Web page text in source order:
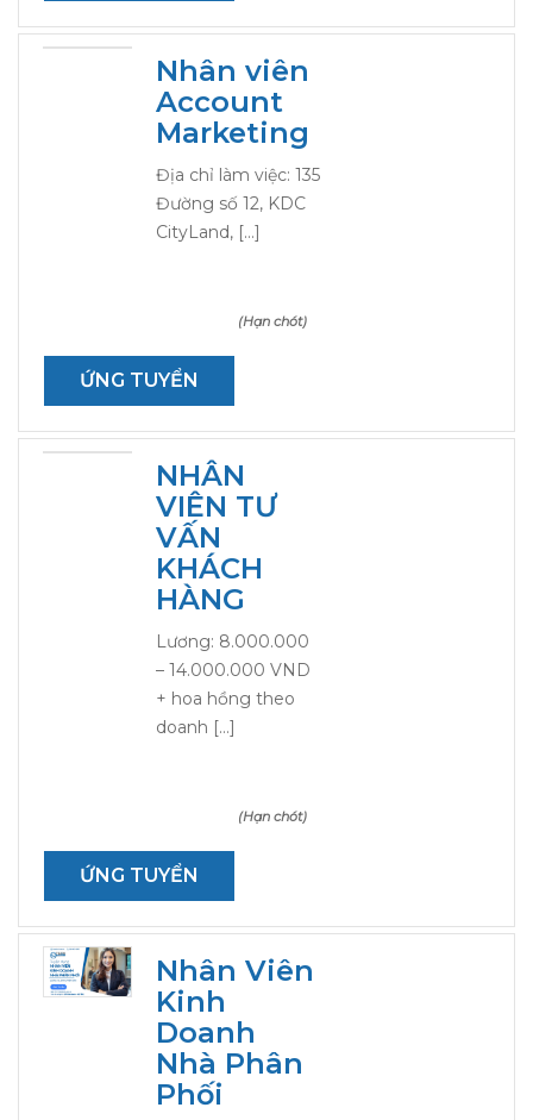
Nhân viên
Account
Marketing
Địa chỉ làm việc: 135
Đường số 12, KDC
CityLand, […]
(Hạn chót)
ỨNG TUYỂN
NHÂN
VIÊN TƯ
VẤN
KHÁCH
HÀNG
Lương: 8.000.000
– 14.000.000 VND
+ hoa hồng theo
doanh […]
(Hạn chót)
ỨNG TUYỂN
Nhân Viên
Kinh
Doanh
Nhà Phân
Phối